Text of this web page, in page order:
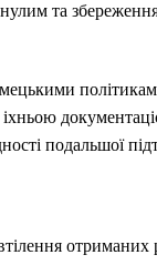
та
подальшої
отриманих